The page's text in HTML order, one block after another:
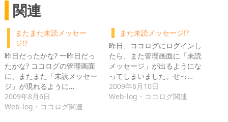
関連
またまた未読メッセー
ジ!?
昨日だったかな? 一昨日だっ
たかな? ココログの管理画面
に、またまた「未読メッセー
ジ」が現れるように…
2009年8月6日
Web-log・ココログ関連
また未読メッセージ!?
昨日、ココログにログインし
たら、また管理画面に「未読
メッセージ」が出るようにな
ってしまいました。せっ…
2009年6月10日
Web-log・ココログ関連